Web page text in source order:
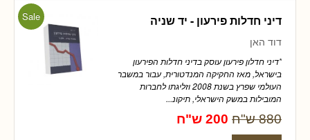
Sale דיני חדלות פירעון - יד שניה
דוד האן
"דיני חדלון פירעון עוסק בדיני חדלות הפירעון
בישראל, מאז החקיקה המנדטורית, עבור במשבר
העולמי שפרץ בשנת 2008 וזליגתו לחברות
המובילות במשק הישראלי, תיקונ...
880 ש"ח 200 ש"ח